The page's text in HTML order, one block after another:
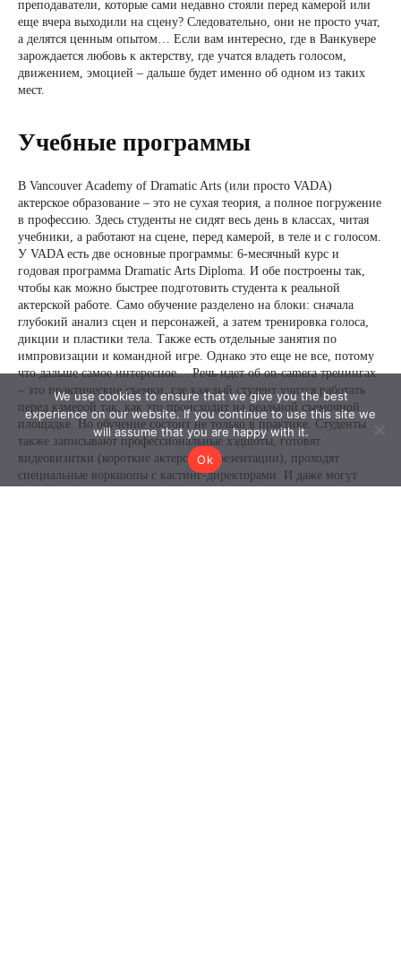
We use cookies to ensure that we give you the best
experience on our website. If you continue to use this site we
will assume that you are happy with it.
Ok